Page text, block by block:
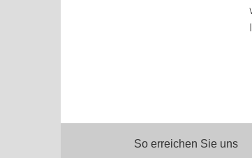
So erreichen Sie uns